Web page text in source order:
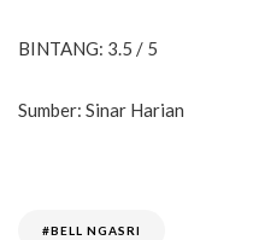
BINTANG: 3.5 / 5
Sumber: Sinar Harian
#BELL NGASRI